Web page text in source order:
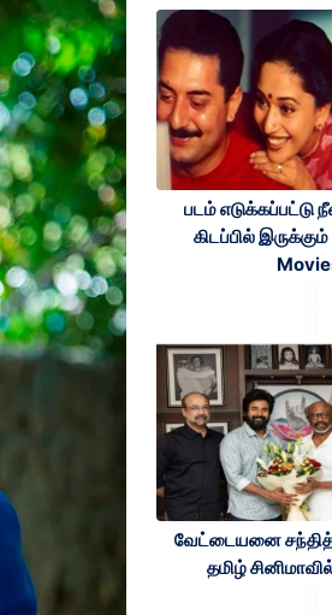
படம்
கிடப்பில்
வேட்டையனை
தமிழ்